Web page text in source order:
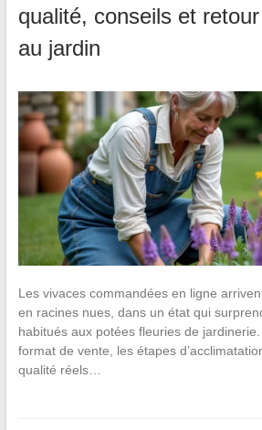
qualité, conseils et retour
au jardin
Les vivaces commandées en ligne
en racines nues, dans un état qui
habitués aux potées fleuries de
format de vente, les étapes
qualité réels…